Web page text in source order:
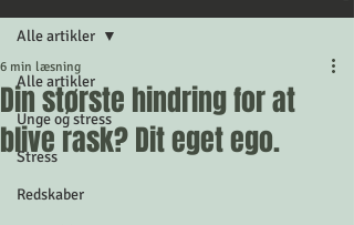
Alle artikler
Unge og stress
Stress
Redskaber
Alle artikler
Din største hindring for at
blive rask? Dit eget ego.
6 min læsning